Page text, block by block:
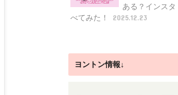
ある？インス
べてみた！
2025.12.23
ヨントン情報↓